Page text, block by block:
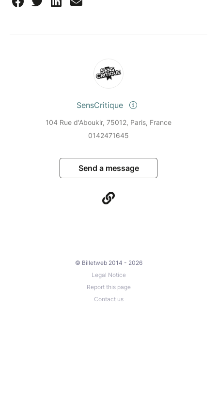
SensCritique
104 Rue d'Aboukir, 75012, Paris, France
0142471645
Send a message
© Billetweb 2014 - 2026
Legal Notice
Report this page
Contact us